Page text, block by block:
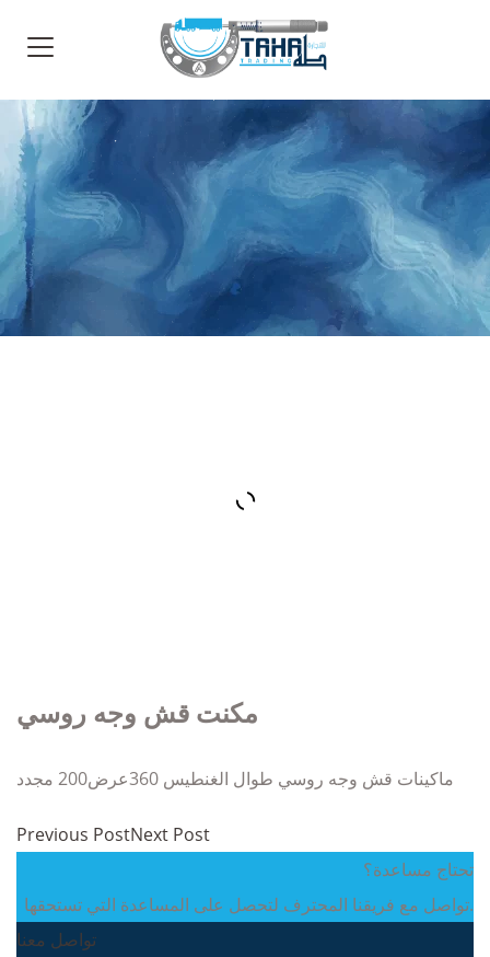
مكنت قش وجه روسي
ماكينات قش وجه روسي طوال الغنطيس 360عرض200 مجدد
Previous PostNext Post
تحتاج مساعدة؟
تواصل مع فريقنا المحترف لتحصل على المساعدة التي تستحقها.
تواصل معنا